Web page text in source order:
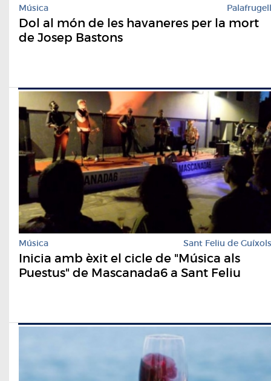
Música Palafrugell
Dol al món de les havaneres per la mort
de Josep Bastons
Música Sant Feliu de Guíxols
Inicia amb èxit el cicle de "Música als
Puestus" de Mascanada6 a Sant Feliu